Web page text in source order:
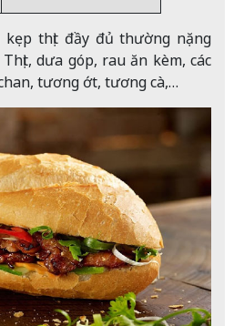
thịt đầy đủ thường nặng
dưa góp, rau ăn kèm, các
tương ớt, tương cà,…